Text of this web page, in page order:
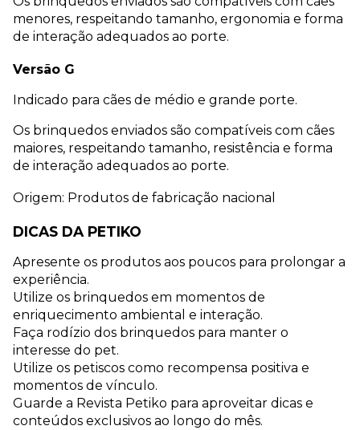
menores, respeitando tamanho, ergonomia e forma
de interação adequados ao porte.
Versão G
Indicado para cães de médio e grande porte.
Os brinquedos enviados são compatíveis com cães
maiores, respeitando tamanho, resistência e forma
de interação adequados ao porte.
Origem: Produtos de fabricação nacional
DICAS DA PETIKO
Apresente os produtos aos poucos para prolongar a
experiência.
Utilize os brinquedos em momentos de
enriquecimento ambiental e interação.
Faça rodízio dos brinquedos para manter o
interesse do pet.
Utilize os petiscos como recompensa positiva e
momentos de vínculo.
Guarde a Revista Petiko para aproveitar dicas e
conteúdos exclusivos ao longo do mês.